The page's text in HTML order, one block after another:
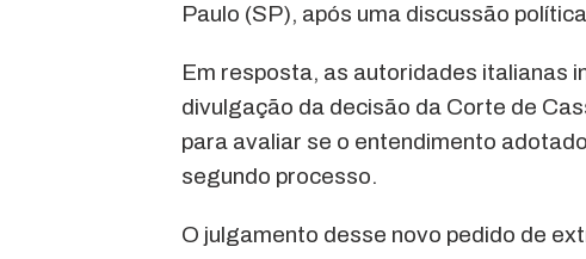
Paulo (SP), após uma discussão
Em resposta, as autoridades italianas
divulgação da decisão da Corte de
para avaliar se o entendimento
segundo processo.
O julgamento desse novo pedido de